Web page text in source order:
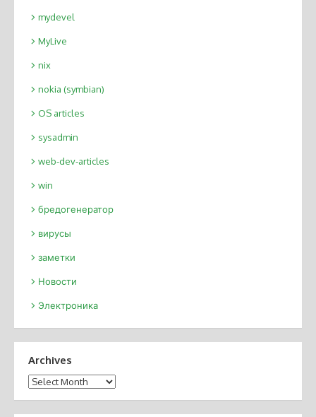
mydevel
MyLive
nix
nokia (symbian)
OS articles
sysadmin
web-dev-articles
win
бредогенератор
вирусы
заметки
Новости
Электроника
Archives
Archives